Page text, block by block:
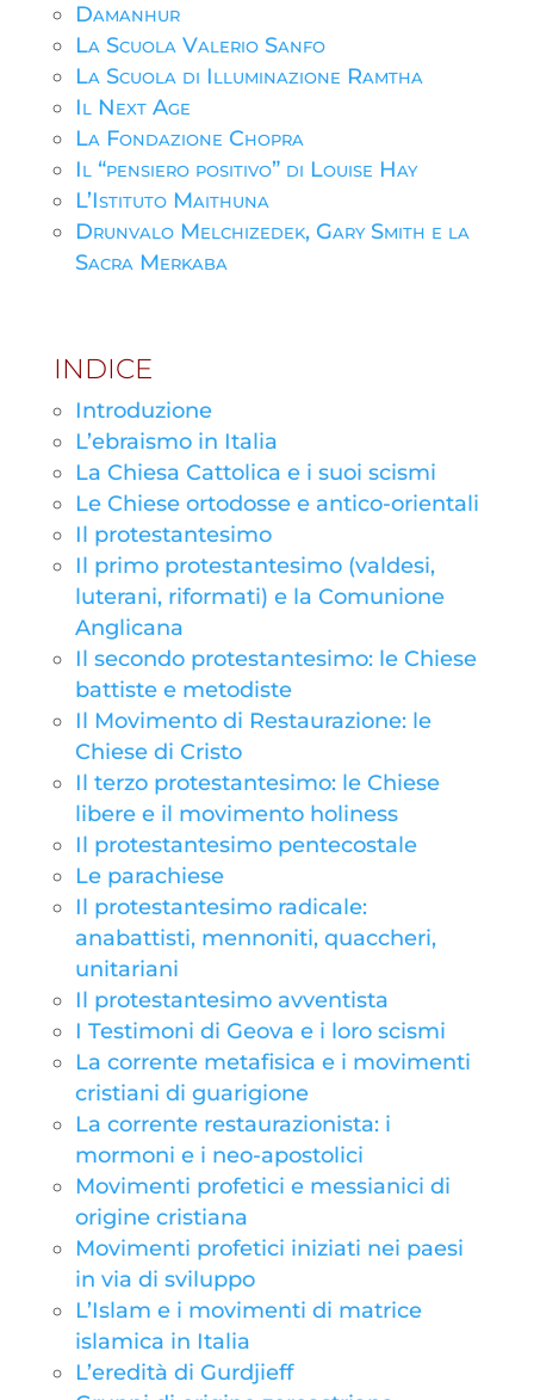
Damanhur
La Scuola Valerio Sanfo
La Scuola di Illuminazione Ramtha
Il Next Age
La Fondazione Chopra
Il “pensiero positivo” di Louise Hay
L’Istituto Maithuna
Drunvalo Melchizedek, Gary Smith e la
Sacra Merkaba
INDICE
Introduzione
L’ebraismo in Italia
La Chiesa Cattolica e i suoi scismi
Le Chiese ortodosse e antico-orientali
Il protestantesimo
Il primo protestantesimo (valdesi,
luterani, riformati) e la Comunione
Anglicana
Il secondo protestantesimo: le Chiese
battiste e metodiste
Il Movimento di Restaurazione: le
Chiese di Cristo
Il terzo protestantesimo: le Chiese
libere e il movimento holiness
Il protestantesimo pentecostale
Le parachiese
Il protestantesimo radicale:
anabattisti, mennoniti, quaccheri,
unitariani
Il protestantesimo avventista
I Testimoni di Geova e i loro scismi
La corrente metafisica e i movimenti
cristiani di guarigione
La corrente restaurazionista: i
mormoni e i neo-apostolici
Movimenti profetici e messianici di
origine cristiana
Movimenti profetici iniziati nei paesi
in via di sviluppo
L’Islam e i movimenti di matrice
islamica in Italia
L’eredità di Gurdjieff